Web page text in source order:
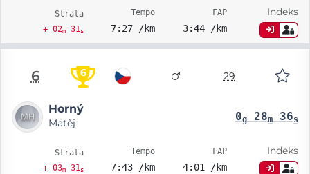
Strata
+ 02m31s
Tempo
7:27 /km
FAP
3:44 /km
Indeks
6 6 29
Horný
Matěj 0g28m36s
Strata
+ 03m31s
Tempo
7:43 /km
FAP
4:01 /km
Indeks